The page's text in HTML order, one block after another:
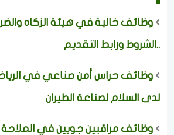
وظائف خالية في هيئة الزكاه
..الشروط ورابط التقديم
وظائف حراس أمن صناعي في الرياض
لدى السلام لصناعة الطيران
وظائف مراقبين جويين في الملاحة